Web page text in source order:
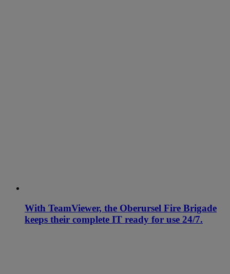
With TeamViewer, the Oberursel Fire Brigade
keeps their complete IT ready for use 24/7.